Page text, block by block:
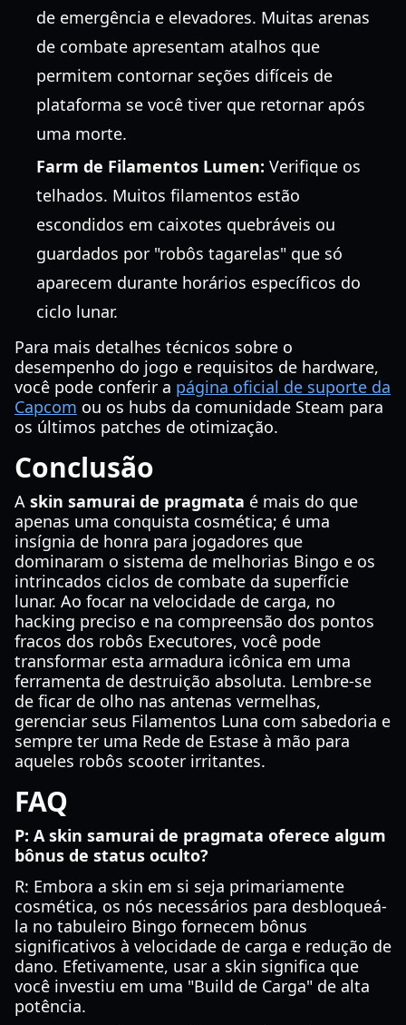
de emergência e elevadores. Muitas arenas
de combate apresentam atalhos que
permitem contornar seções difíceis de
plataforma se você tiver que retornar após
uma morte.
Farm de Filamentos Lumen: Verifique os
telhados. Muitos filamentos estão
escondidos em caixotes quebráveis ou
guardados por "robôs tagarelas" que só
aparecem durante horários específicos do
ciclo lunar.
Para mais detalhes técnicos sobre o
desempenho do jogo e requisitos de hardware,
você pode conferir a página oficial de suporte da
Capcom ou os hubs da comunidade Steam para
os últimos patches de otimização.
Conclusão
A skin samurai de pragmata é mais do que
apenas uma conquista cosmética; é uma
insígnia de honra para jogadores que
dominaram o sistema de melhorias Bingo e os
intrincados ciclos de combate da superfície
lunar. Ao focar na velocidade de carga, no
hacking preciso e na compreensão dos pontos
fracos dos robôs Executores, você pode
transformar esta armadura icônica em uma
ferramenta de destruição absoluta. Lembre-se
de ficar de olho nas antenas vermelhas,
gerenciar seus Filamentos Luna com sabedoria e
sempre ter uma Rede de Estase à mão para
aqueles robôs scooter irritantes.
FAQ
P: A skin samurai de pragmata oferece algum
bônus de status oculto?
R: Embora a skin em si seja primariamente
cosmética, os nós necessários para desbloqueá-
la no tabuleiro Bingo fornecem bônus
significativos à velocidade de carga e redução de
dano. Efetivamente, usar a skin significa que
você investiu em uma "Build de Carga" de alta
potência.